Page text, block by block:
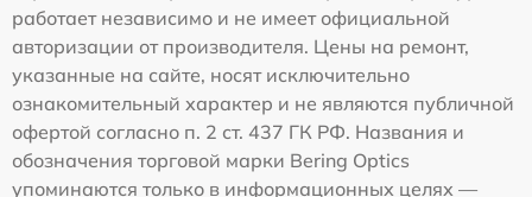
работает независимо и не имеет официальной
авторизации от производителя. Цены на ремонт,
указанные на сайте, носят исключительно
ознакомительный характер и не являются публичной
офертой согласно п. 2 ст. 437 ГК РФ. Названия и
обозначения торговой марки Bering Optics
упоминаются только в информационных целях —